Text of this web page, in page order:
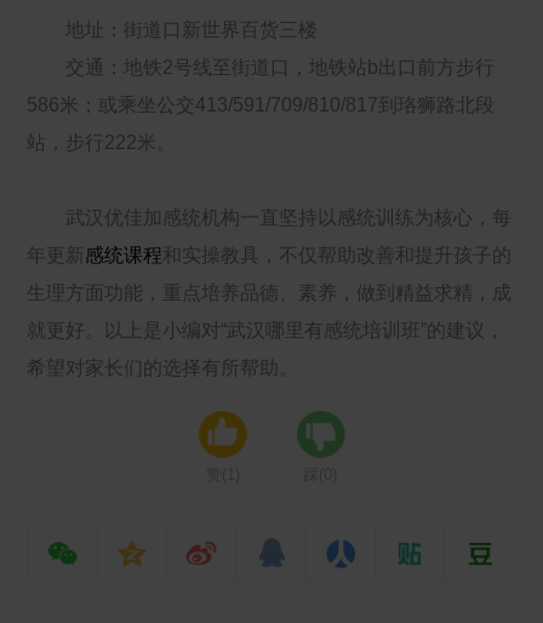
地址：街道口新世界百货三楼
交通：地铁2号线至街道口，地铁站b出口前方步行
586米；或乘坐公交413/591/709/810/817到珞狮路北段
站，步行222米。
武汉优佳加感统机构一直坚持以感统训练为核心，每
年更新 感统课程和实操教具，不仅帮助改善和提升孩子的
生理方面功能，重点培养品德、素养，做到精益求精，成
就更好。以上是小编对“武汉哪里有感统培训班”的建议，
希望对家长们的选择有所帮助。